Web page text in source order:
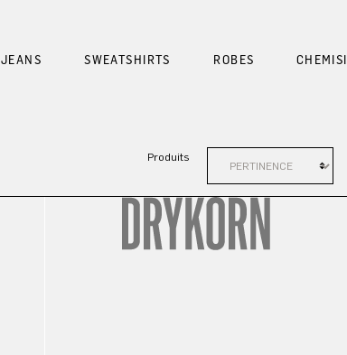
JEANS SWEATSHIRTS ROBES
Produits